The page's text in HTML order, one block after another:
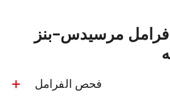
مرسيدس-بنز
فحص الفرامل